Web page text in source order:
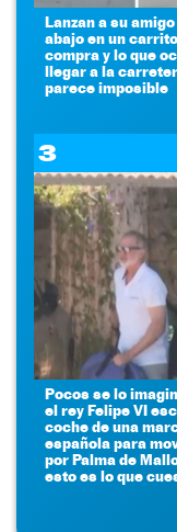
Lanzan a su
abajo en un
compra y lo que
llegar a la
parece imposible
3
Pocos se lo
el rey Felipe VI
coche de una
española para
por Palma de
esto es lo que